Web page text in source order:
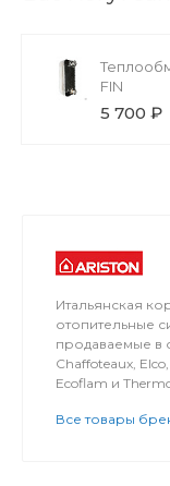
FIN
5 700 ₽
Итальянская
отопительные
продаваемые в
Chaffoteaux,
Ecoflam и
Все товары